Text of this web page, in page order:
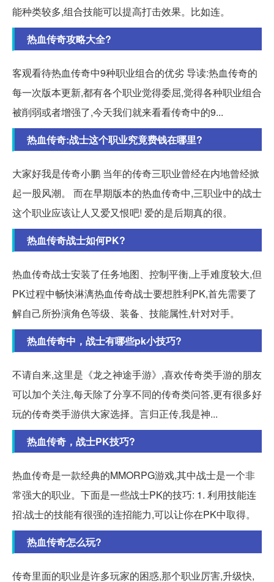
能种类较多,组合技能可以提高打击效果。比如连。
热血传奇攻略大全?
客观看待热血传奇中9种职业组合的优劣 导读:热血传奇的
每一次版本更新,都有各个职业觉得委屈,觉得各种职业组合
被削弱或者增强了,今天我们就来看看传奇中的9...
热血传奇:战士这个职业究竟费钱在哪里?
大家好我是传奇小鹏 当年的传奇三职业曾经在内地曾经掀
起一股风潮。 而在早期版本的热血传奇中,三职业中的战士
这个职业应该让人又爱又恨吧! 爱的是后期真的很。
热血传奇战士如何PK?
热血传奇战士安装了任务地图、控制平衡,上手难度较大,但
PK过程中畅快淋漓热血传奇战士要想胜利PK,首先需要了
解自己所扮演角色等级、装备、技能属性,针对对手。
热血传奇中，战士有哪些pk小技巧?
不请自来,这里是《龙之神途手游》,喜欢传奇类手游的朋友
可以加个关注,每天除了分享不同的传奇类问答,更有很多好
玩的传奇类手游供大家选择。言归正传,我是神...
热血传奇，战士PK技巧?
热血传奇是一款经典的MMORPG游戏,其中战士是一个非
常强大的职业。下面是一些战士PK的技巧: 1. 利用技能连
招:战士的技能有很强的连招能力,可以让你在PK中取得。
热血传奇怎么玩?
传奇里面的职业是许多玩家的困惑,那个职业厉害,升级快,